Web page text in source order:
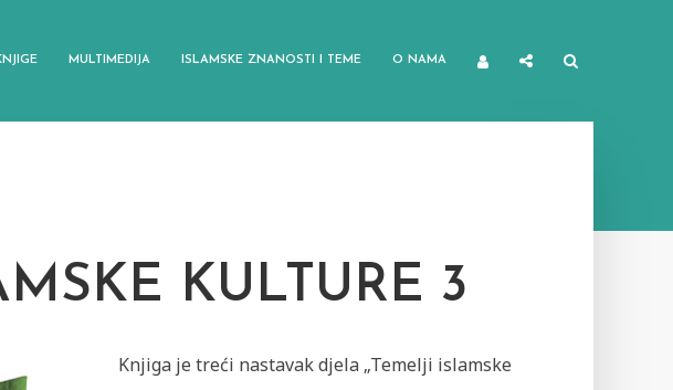
MULTIMEDIJA ISLAMSKE ZNANOSTI I TEME O NAMA
KULTURE 3
Knjiga je treći nastavak djela „Temelji islamske